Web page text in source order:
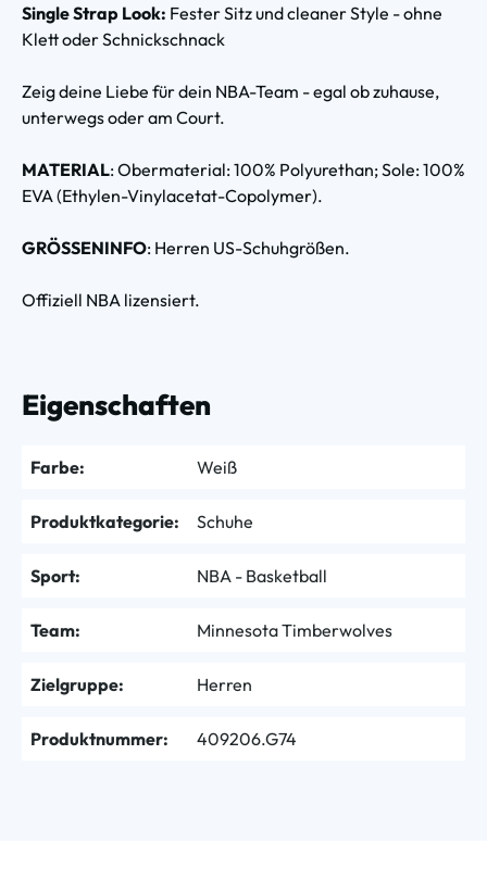
Single Strap Look: Fester Sitz und cleaner Style - ohne
Klett oder Schnickschnack
Zeig deine Liebe für dein NBA-Team - egal ob zuhause,
unterwegs oder am Court.
MATERIAL: Obermaterial: 100% Polyurethan; Sole: 100%
EVA (Ethylen-Vinylacetat-Copolymer).
GRÖSSENINFO: Herren US-Schuhgrößen.
Offiziell NBA lizensiert.
Eigenschaften
Farbe: Weiß
Produktkategorie: Schuhe
Sport: NBA - Basketball
Team: Minnesota Timberwolves
Zielgruppe: Herren
Produktnummer: 409206.G74